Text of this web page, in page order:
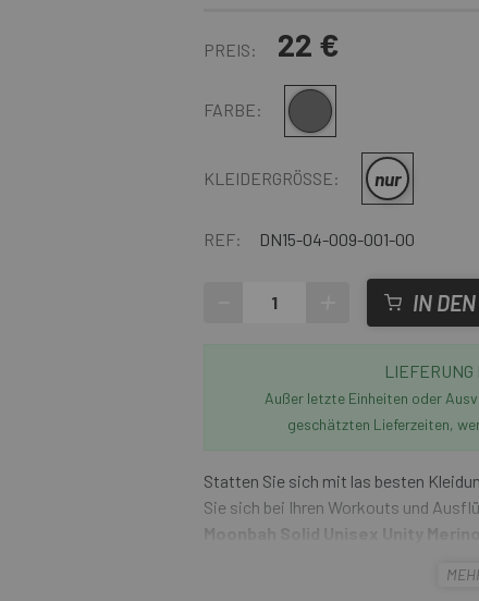
PREIS: 22 €
FARBE: Grau
KLEIDERGRÖSSE: nur
REF: DN15-04-009-001-00
IN
Außer letzte Einheiten oder
geschätzten Lieferzeiten,
Statten Sie sich mit las besten
Sie sich bei Ihren Workouts und
Moonbah Solid Unisex Unity
Merinowolle, bietet dieser